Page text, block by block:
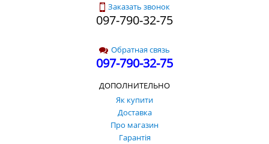
Заказать звонок
097-790-32-75
Обратная связь
097-790-32-75
ДОПОЛНИТЕЛЬНО
Як купити
Доставка
Про магазин
Гарантія